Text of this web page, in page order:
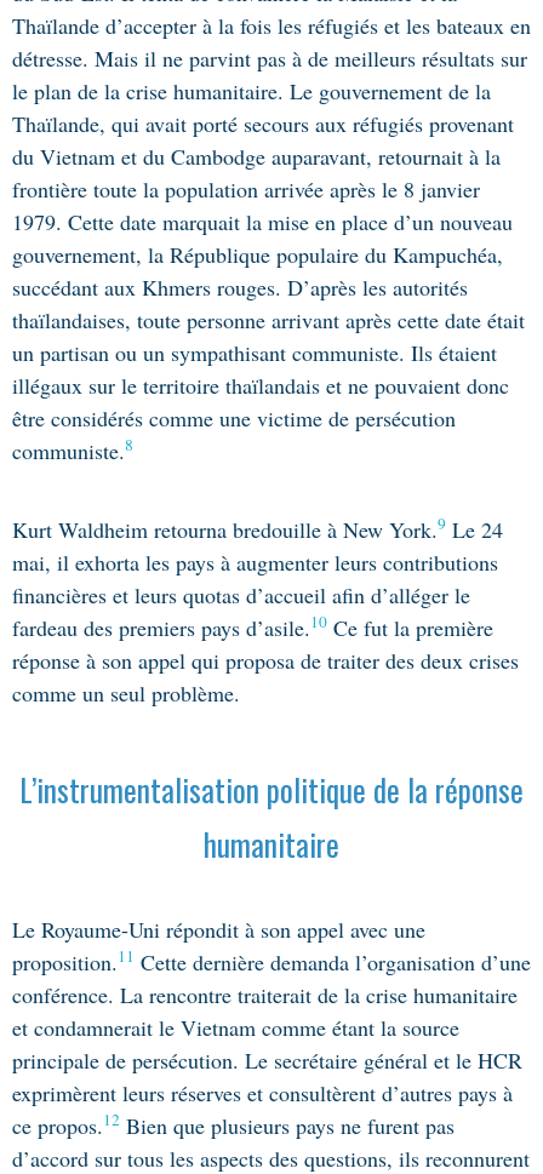
Thaïlande d’accepter à la fois les réfugiés et les bateaux en
détresse. Mais il ne parvint pas à de meilleurs résultats sur
le plan de la crise humanitaire. Le gouvernement de la
Thaïlande, qui avait porté secours aux réfugiés provenant
du Vietnam et du Cambodge auparavant, retournait à la
frontière toute la population arrivée après le 8 janvier
1979. Cette date marquait la mise en place d’un nouveau
gouvernement, la République populaire du Kampuchéa,
succédant aux Khmers rouges. D’après les autorités
thaïlandaises, toute personne arrivant après cette date était
un partisan ou un sympathisant communiste. Ils étaient
illégaux sur le territoire thaïlandais et ne pouvaient donc
être considérés comme une victime de persécution
communiste.8
Kurt Waldheim retourna bredouille à New York.9 Le 24
mai, il exhorta les pays à augmenter leurs contributions
financières et leurs quotas d’accueil afin d’alléger le
fardeau des premiers pays d’asile.10 Ce fut la première
réponse à son appel qui proposa de traiter des deux crises
comme un seul problème.
L’instrumentalisation politique de la réponse
humanitaire
Le Royaume-Uni répondit à son appel avec une
proposition.11 Cette dernière demanda l’organisation d’une
conférence. La rencontre traiterait de la crise humanitaire
et condamnerait le Vietnam comme étant la source
principale de persécution. Le secrétaire général et le HCR
exprimèrent leurs réserves et consultèrent d’autres pays à
ce propos.12 Bien que plusieurs pays ne furent pas
d’accord sur tous les aspects des questions, ils reconnurent